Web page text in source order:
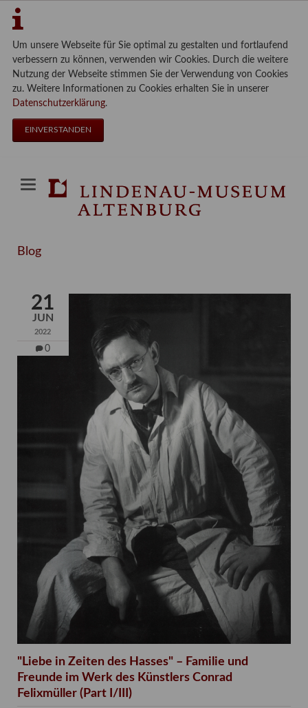
Um unsere Webseite für Sie optimal zu gestalten und fortlaufend
verbessern zu können, verwenden wir Cookies. Durch die weitere
Nutzung der Webseite stimmen Sie der Verwendung von Cookies
zu. Weitere Informationen zu Cookies erhalten Sie in unserer
Datenschutzerklärung.
EINVERSTANDEN
Blog
21
JUN
2022
0
"Liebe in Zeiten des Hasses" – Familie und
Freunde im Werk des Künstlers Conrad
Felixmüller (Part I/III)